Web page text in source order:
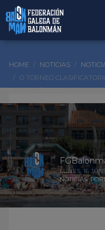
HOME NOTICIAS
O TORNEO
LUNES, 16
NOTICIAS,